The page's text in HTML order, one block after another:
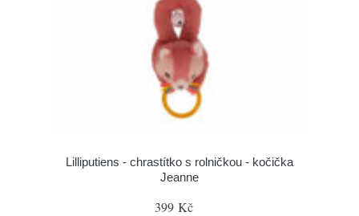
Lilliputiens - chrastítko s rolničkou - kočička
Jeanne
399 Kč